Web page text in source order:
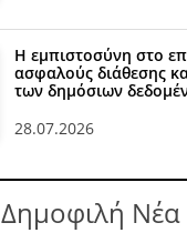
Η εμπιστοσύνη στο
ασφαλούς διάθεσης
των δημόσιων
28.07.2026
Δημοφιλή Νέα